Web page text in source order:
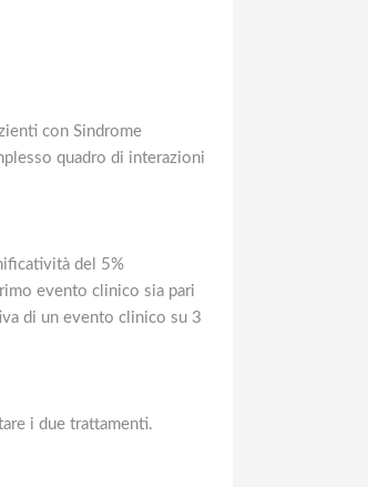
con Sindrome
quadro di interazioni
del 5%
evento clinico sia pari
di un evento clinico su 3
i due trattamenti.